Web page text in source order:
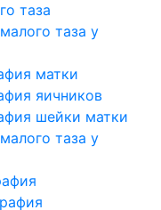
таза
таза у
матки
яичников
шейки матки
таза у